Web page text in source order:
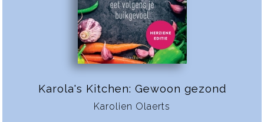
Karola's Kitchen: Gewoon gezond
Karolien Olaerts